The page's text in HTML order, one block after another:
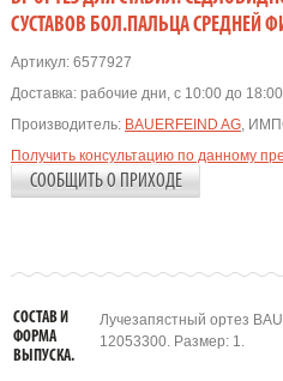
СУСТАВОВ БОЛ.ПАЛЬЦА СРЕДНЕЙ
Артикул:6577927
Доставка: рабочие дни, с 10:00 до 18:00
Производитель: BAUERFEIND AG,
Получить консультацию по данному
СООБЩИТЬ О ПРИХОДЕ
СОСТАВ И
ФОРМА
ВЫПУСКА.
Лучезапястный ортез
12053300. Размер: 1.